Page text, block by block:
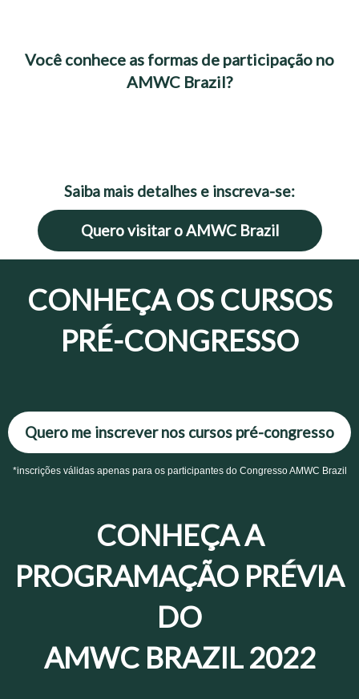
Você conhece as formas de participação no
AMWC Brazil?
Saiba mais detalhes e inscreva-se:
Quero visitar o AMWC Brazil
CONHEÇA OS CURSOS
PRÉ-CONGRESSO
Quero me inscrever nos cursos pré-congresso
*inscrições válidas apenas para os participantes do Congresso AMWC Brazil
CONHEÇA A
PROGRAMAÇÃO PRÉVIA
DO
AMWC BRAZIL 2022